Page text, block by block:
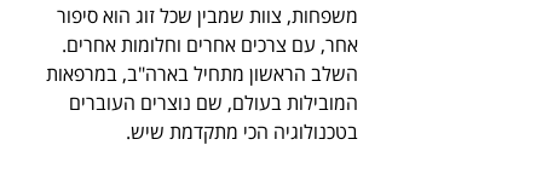
משפחות, צוות שמבין שכל זוג הוא סיפור
אחר, עם צרכים אחרים וחלומות אחרים.
השלב הראשון מתחיל בארה"ב, במרפאות
המובילות בעולם, שם נוצרים העוברים
בטכנולוגיה הכי מתקדמת שיש.